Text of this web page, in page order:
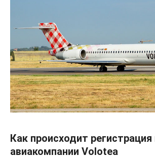
Как происходит регистрация
авиакомпании Volotea